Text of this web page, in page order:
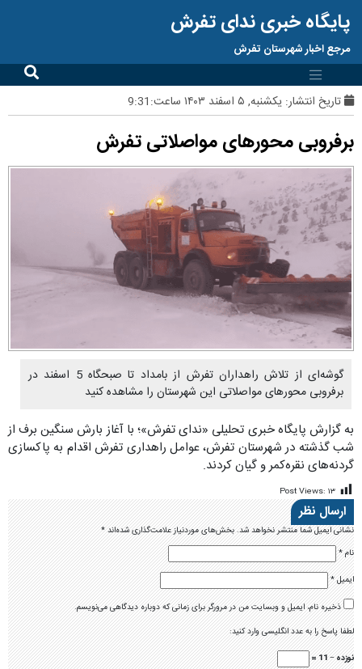
پایگاه خبری ندای تفرش
مرجع اخبار شهرستان تفرش
تاریخ انتشار: یکشنبه, ۵ اسفند ۱۴۰۳ ساعت:9:31
برفروبی محورهای مواصلاتی تفرش
گوشه‌ای از تلاش راهداران تفرش از بامداد تا صبحگاه 5 اسفند در
برفروبی محورهای مواصلاتی این شهرستان را مشاهده کنید
به گزارش پایگاه خبری تحلیلی «ندای تفرش»؛ با آغاز بارش سنگین برف از
شب گذشته در شهرستان تفرش، عوامل راهداری تفرش اقدام به پاکسازی
گردنه‌های نقره‌کمر و گیان کردند.
Post Views: ۱۳
ارسال نظر
نشانی ایمیل شما منتشر نخواهد شد.بخش‌های موردنیاز علامت‌گذاری شده‌اند*
نام*
ایمیل*
ذخیره نام، ایمیل و وبسایت من در مرورگر برای زمانی که دوباره دیدگاهی می‌نویسم.
لطفا پاسخ را به عدد انگلیسی وارد کنید:
نوزده − 11 =